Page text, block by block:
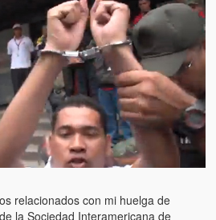
te da la bienvenida a éste nuestro
Venezuela welcomes you to our Blog)
this Blog)
Los Teques (The Jerk and the Reds in
spoke with chavistas)
amante de los niños” (The mockery of
relacionados con mi huelga de
la Sociedad Interamericana de